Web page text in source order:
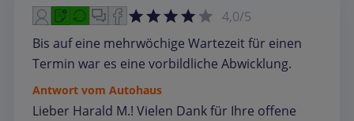
4,0/5
Bis auf eine mehrwöchige Wartezeit für einen
Termin war es eine vorbildliche Abwicklung.
Antwort vom Autohaus
Lieber Harald M.! Vielen Dank für Ihre offene